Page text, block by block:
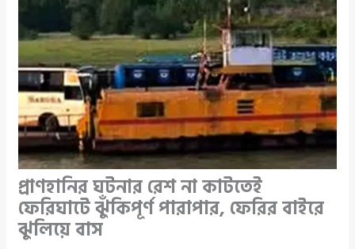
প্রাণহানির ঘটনার রেশ না কাটতেই
ফেরিঘাটে ঝুঁকিপূর্ণ পারাপার, ফেরির বাইরে
ঝুলিয়ে বাস